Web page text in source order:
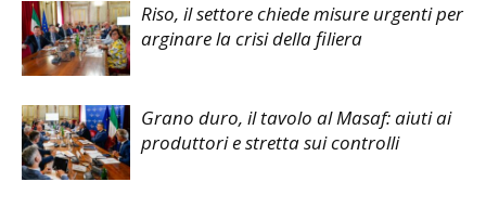
Riso, il settore chiede misure urgenti per
arginare la crisi della filiera
Grano duro, il tavolo al Masaf: aiuti ai
produttori e stretta sui controlli